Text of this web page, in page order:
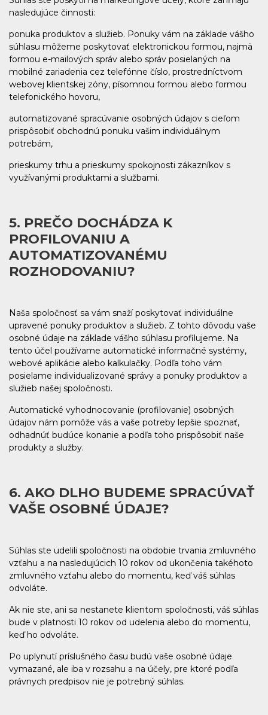
nasledujúce činnosti:
ponuka produktov a služieb. Ponuky vám na základe vášho
súhlasu môžeme poskytovať elektronickou formou, najmä
formou e-mailových správ alebo správ posielaných na
mobilné zariadenia cez telefónne číslo, prostredníctvom
webovej klientskej zóny, písomnou formou alebo formou
telefonického hovoru,
automatizované spracúvanie osobných údajov s cieľom
prispôsobiť obchodnú ponuku vašim individuálnym
potrebám,
prieskumy trhu a prieskumy spokojnosti zákazníkov s
využívanými produktami a službami.
5. PREČO DOCHÁDZA K
PROFILOVANIU A
AUTOMATIZOVANÉMU
ROZHODOVANIU?
Naša spoločnosť sa vám snaží poskytovať individuálne
upravené ponuky produktov a služieb. Z tohto dôvodu vaše
osobné údaje na základe vášho súhlasu profilujeme. Na
tento účel používame automatické informačné systémy,
webové aplikácie alebo kalkulačky. Podľa toho vám
posielame individualizované správy a ponuky produktov a
služieb našej spoločnosti.
Automatické vyhodnocovanie (profilovanie) osobných
údajov nám pomôže vás a vaše potreby lepšie spoznať,
odhadnúť budúce konanie a podľa toho prispôsobiť naše
produkty a služby.
6. AKO DLHO BUDEME SPRACÚVAŤ̌
VAŠE OSOBNÉ ÚDAJE?
Súhlas ste udelili spoločnosti na obdobie trvania zmluvného
vzťahu a na nasledujúcich 10 rokov od ukončenia takéhoto
zmluvného vzťahu alebo do momentu, keď váš súhlas
odvoláte.
Ak nie ste, ani sa nestanete klientom spoločnosti, váš súhlas
bude v platnosti 10 rokov od udelenia alebo do momentu,
keď ho odvoláte.
Po uplynutí príslušného času budú vaše osobné údaje
vymazané, ale iba v rozsahu a na účely, pre ktoré podľa
právnych predpisov nie je potrebný súhlas.